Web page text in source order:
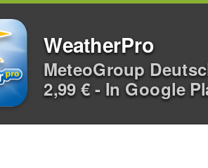
WeatherPro
MeteoGroup
2,99 € - In Google